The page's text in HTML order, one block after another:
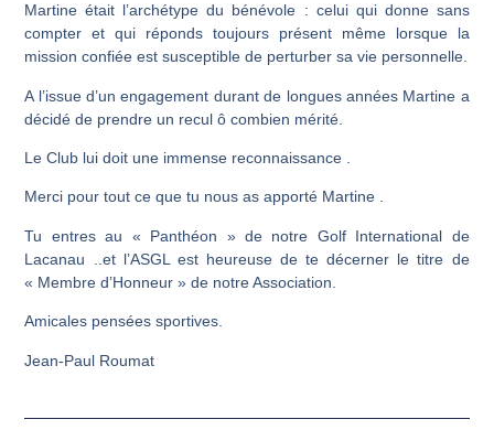
Martine était l’archétype du bénévole : celui qui donne sans
compter et qui réponds toujours présent même lorsque la
mission confiée est susceptible de perturber sa vie personnelle.
A l’issue d’un engagement durant de longues années Martine a
décidé de prendre un recul ô combien mérité.
Le Club lui doit une immense reconnaissance .
Merci pour tout ce que tu nous as apporté Martine .
Tu entres au « Panthéon » de notre Golf International de
Lacanau ..et l’ASGL est heureuse de te décerner le titre de
« Membre d’Honneur » de notre Association.
Amicales pensées sportives.
Jean-Paul Roumat